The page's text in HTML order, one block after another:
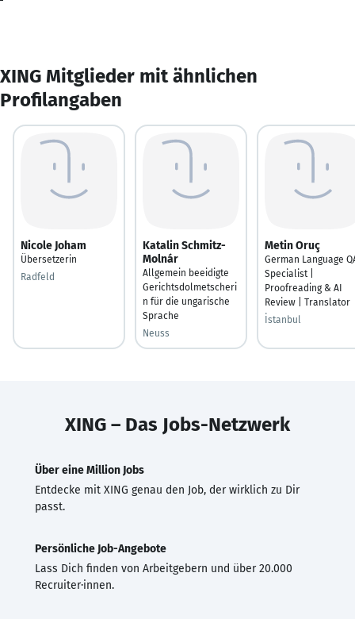
XING Mitglieder mit ähnlichen
Profilangaben
Nicole Joham
Übersetzerin
Radfeld
Katalin Schmitz-
Molnár
Allgemein beeidigte
Gerichtsdolmetscheri
n für die ungarische
Sprache
Neuss
Metin Oruç
German Language
Specialist |
Proofreading & AI
Review | Translator
İstanbul
XING – Das Jobs-Netzwerk
Über eine Million Jobs
Entdecke mit XING genau den Job, der wirklich zu Dir
passt.
Persönliche Job-Angebote
Lass Dich finden von Arbeitgebern und über 20.000
Recruiter·innen.